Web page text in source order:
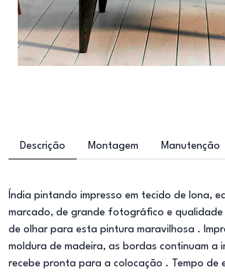
Descrição Montagem Manutenção
Índia pintando impresso em tecido de lona,
marcado, de grande fotográfico e
de olhar para esta pintura maravilhosa .
moldura de madeira, as bordas continuam a
recebe pronta para a colocação . Tempo de